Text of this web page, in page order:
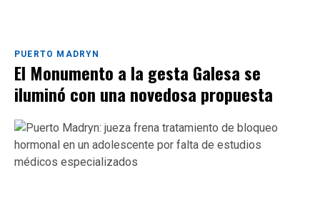
PUERTO MADRYN
El Monumento a la gesta Galesa se
iluminó con una novedosa propuesta